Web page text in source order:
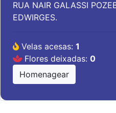
RUA NAIR GALASSI
EDWIRGES.
Velas acesas: 1
Flores deixadas: 0
Homenagear